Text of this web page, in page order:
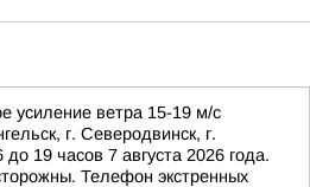
усиление ветра 15-19 м/с
г. Северодвинск, г.
19 часов 7 августа 2026 года.
Телефон экстренных